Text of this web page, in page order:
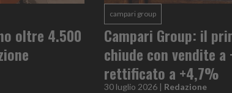
oltre 4.500
campari group
Campari Group: il
chiude con vendite
rettificato a +4,7%
30 luglio 2026 | Redazione